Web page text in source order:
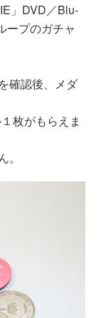
」DVD／Blu‐
ープのガチャ
確認後、メダ
枚がもらえま